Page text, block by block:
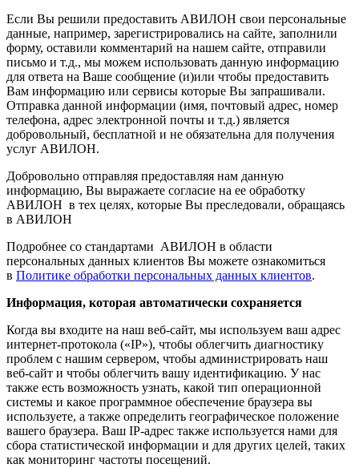
Если Вы решили предоставить АВИЛОН свои персональные
данные, например, зарегистрировались на сайте, заполнили
форму, оставили комментарий на нашем сайте, отправили
письмо и т.д., мы можем использовать данную информацию
для ответа на Ваше сообщение (и)или чтобы предоставить
Вам информацию или сервисы которые Вы запрашивали.
Отправка данной информации (имя, почтовый адрес, номер
телефона, адрес электронной почты и т.д.) является
добровольный, бесплатной и не обязательна для получения
услуг АВИЛОН.
Добровольно отправляя предоставляя нам данную
информацию, Вы выражаете согласие на ее обработку
АВИЛОН в тех целях, которые Вы преследовали, обращаясь
в АВИЛОН
Подробнее со стандартами АВИЛОН в области
персональных данных клиентов Вы можете ознакомиться
в Политике обработки персональных данных клиентов.
Информация, которая автоматически сохраняется
Когда вы входите на наш веб-сайт, мы используем ваш адрес
интернет-протокола («IP»), чтобы облегчить диагностику
проблем с нашим сервером, чтобы администрировать наш
веб-сайт и чтобы облегчить вашу идентификацию. У нас
также есть возможность узнать, какой тип операционной
системы и какое программное обеспечение браузера вы
используете, а также определить географическое положение
вашего браузера. Ваш IP-адрес также используется нами для
сбора статистической информации и для других целей, таких
как мониторинг частоты посещений.